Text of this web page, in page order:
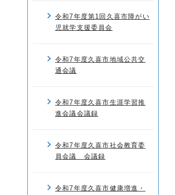
令和7年度第1回久喜市障がい
児就学支援委員会
令和7年度久喜市地域公共交
通会議
令和7年度久喜市生涯学習推
進会議会議録
令和7年度久喜市社会教育委
員会議 会議録
令和7年度久喜市健康増進・